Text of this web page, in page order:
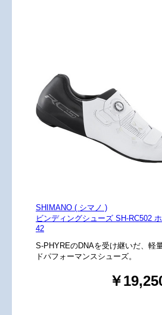
SHIMANO ( シマノ )
ビンディングシューズ SH-RC502
42
S-PHYREのDNAを受け継いだ、軽
ドパフォーマンスシューズ。
￥